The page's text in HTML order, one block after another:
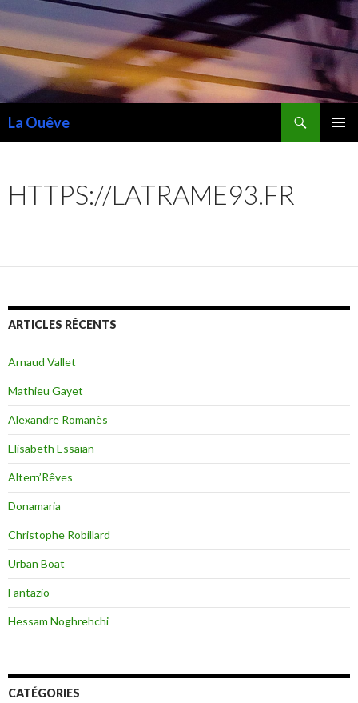
La Ouêve
HTTPS://LATRAME93.FR
ARTICLES RÉCENTS
Arnaud Vallet
Mathieu Gayet
Alexandre Romanès
Elisabeth Essaïan
Altern’Rêves
Donamaria
Christophe Robillard
Urban Boat
Fantazio
Hessam Noghrehchi
CATÉGORIES